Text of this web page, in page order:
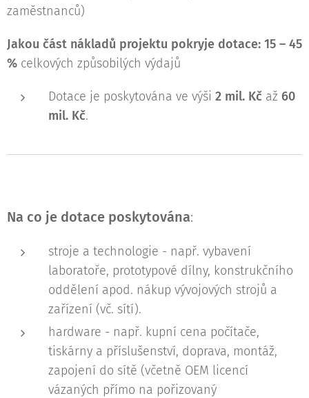
zaměstnanců)
Jakou část nákladů projektu pokryje dotace: 15 – 45
% celkových způsobilých výdajů
Dotace je poskytována ve výši 2 mil. Kč až 60
mil. Kč.
Na co je dotace poskytována:
stroje a technologie - např. vybavení
laboratoře, prototypové dílny, konstrukčního
oddělení apod. nákup vývojových strojů a
zařízení (vč. sítí).
hardware - např. kupní cena počítače,
tiskárny a příslušenství, doprava, montáž,
zapojení do sítě (včetně OEM licencí
vázaných přímo na pořizovaný